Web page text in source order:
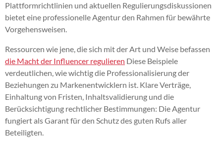
Plattformrichtlinien und aktuellen Regulierungsdiskussionen
bietet eine professionelle Agentur den Rahmen für bewährte
Vorgehensweisen.
Ressourcen wie jene, die sich mit der Art und Weise befassen
die Macht der Influencer regulieren Diese Beispiele
verdeutlichen, wie wichtig die Professionalisierung der
Beziehungen zu Markenentwicklern ist. Klare Verträge,
Einhaltung von Fristen, Inhaltsvalidierung und die
Berücksichtigung rechtlicher Bestimmungen: Die Agentur
fungiert als Garant für den Schutz des guten Rufs aller
Beteiligten.